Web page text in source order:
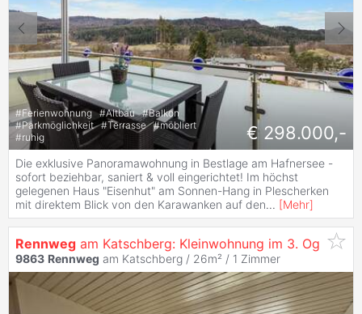
#Ferienwohnung #Altbau #Balkon
#Parkmöglichkeit #Terrasse #möbliert
#ruhig € 298.000,-
Die exklusive Panoramawohnung in Bestlage am Hafnersee -
sofort beziehbar, saniert & voll eingerichtet! Im höchst
gelegenen Haus "Eisenhut" am Sonnen-Hang in Plescherken
mit direktem Blick von den Karawanken auf den... [Mehr]
Rennweg am Katschberg: Kleinwohnung im 3. Og
9863 Rennweg am Katschberg / 26m² / 1 Zimmer